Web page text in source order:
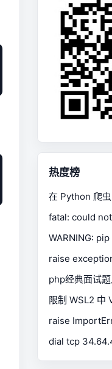
热度榜
在 Python 爬
php经典面试
限制 WSL2 中